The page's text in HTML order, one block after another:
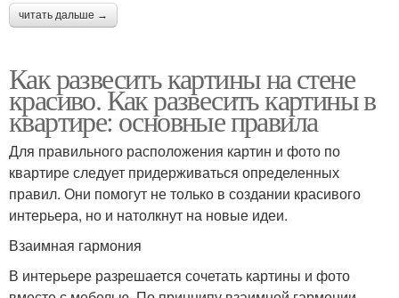
читать дальше →
Как развесить картины на стене
красиво. Как развесить картины в
квартире: основные правила
Для правильного расположения картин и фото по
квартире следует придерживаться определенных
правил. Они помогут не только в создании красивого
интерьера, но и натолкнут на новые идеи.
Взаимная гармония
В интерьере разрешается сочетать картины и фото